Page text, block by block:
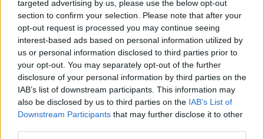
targeted advertising by us, please use the below opt-out
section to confirm your selection. Please note that after your
opt-out request is processed you may continue seeing
interest-based ads based on personal information utilized by
us or personal information disclosed to third parties prior to
your opt-out. You may separately opt-out of the further
disclosure of your personal information by third parties on the
IAB’s list of downstream participants. This information may
also be disclosed by us to third parties on the IAB’s List of
Downstream Participants that may further disclose it to other
Találkozás a vén gombacsinálóval
tisztatészta•2015. január 27.
Vágytam az erdő csendjét, az illatát és ízét, de kint
szél fújt és hó esett, így maradt a képzelet. Az
ablakba kuckóztam és forró erdei gyümölcs teát
szürcsölgetve a távolba meredve azon
gondolkoztam, hogy hová és hogyan menjek, ami:
nincs túl messze, de mégis elég…